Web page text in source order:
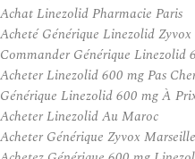
Achat Linezolid Pharmacie Paris
Acheté Générique Linezolid
Commander Générique Linezolid
Acheter Linezolid 600 mg Pas
Générique Linezolid 600 mg À
Acheter Linezolid Au Maroc
Acheter Générique Zyvox Marseille